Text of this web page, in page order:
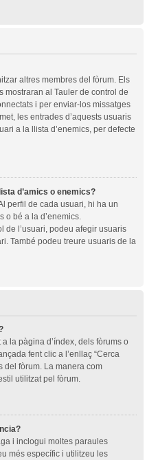
altres membres del fòrum. Els
mostraran al Tauler de control de
i per enviar-los missatges
les entrades d’aquests usuaris
a la llista d’enemics, per defecte
d’amics o enemics?
perfil de cada usuari, hi ha un
o bé a la d’enemics.
de l’usuari, podeu afegir usuaris
També podeu treure usuaris de la
la pàgina d’índex, dels fòrums o
fent clic a l’enllaç “Cerca
del fòrum. La manera com
utilitzat pel fòrum.
i inclogui moltes paraules
més específic i utilitzeu les